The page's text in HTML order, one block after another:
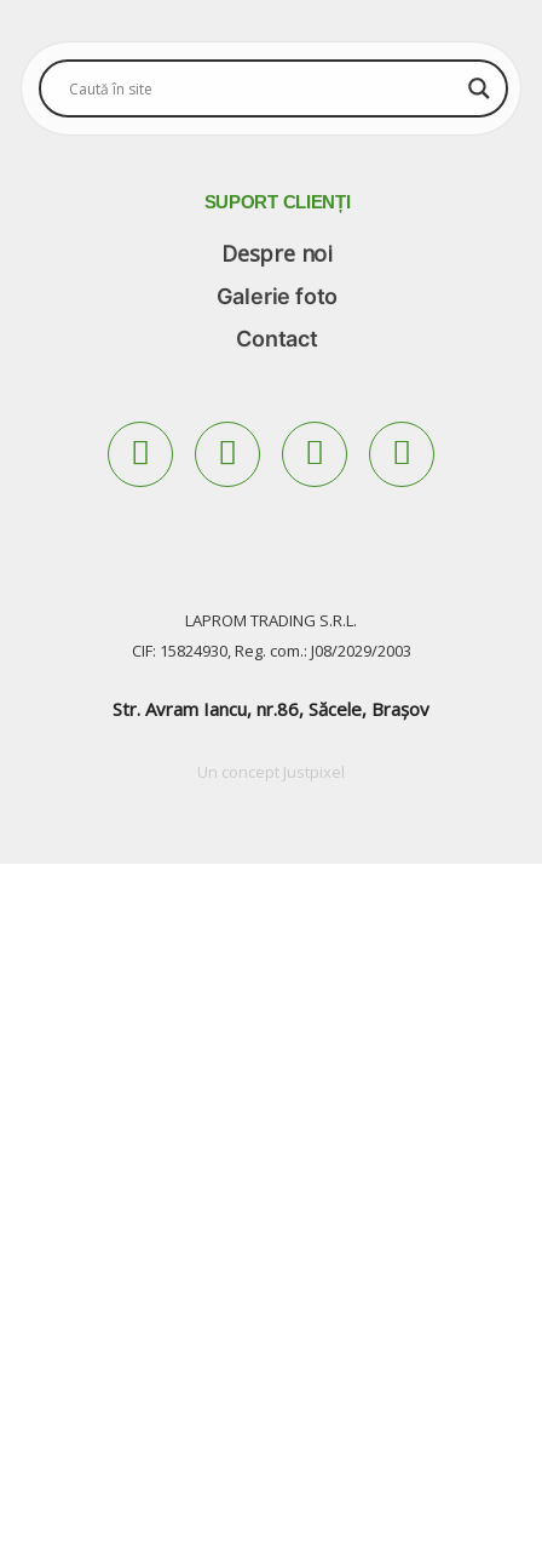
SUPORT CLIENȚI
Despre noi
Galerie foto
Contact
LAPROM TRADING S.R.L.
CIF: 15824930, Reg. com.: J08/2029/2003
Str. Avram Iancu, nr.86, Săcele, Braşov
Un concept Justpixel